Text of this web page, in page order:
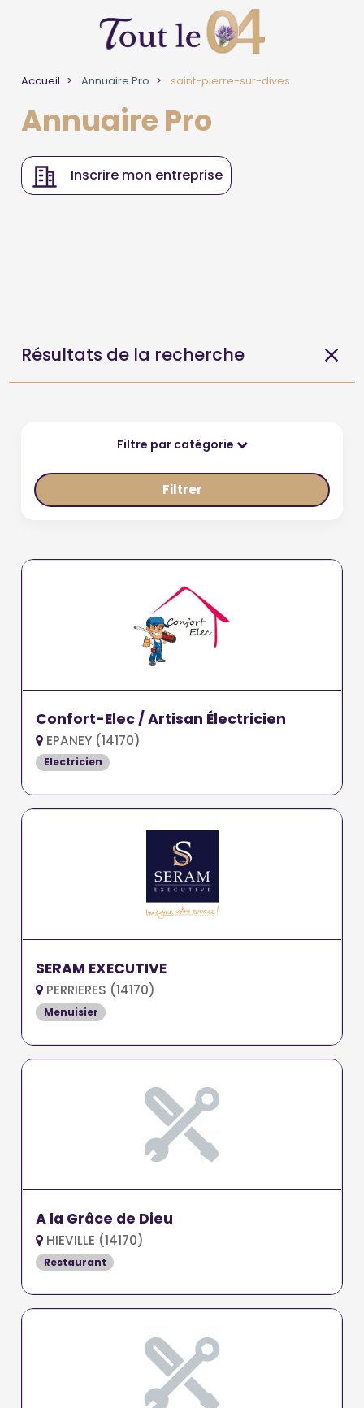
Accueil Annuaire Pro saint-pierre-sur-dives
Annuaire Pro
Inscrire mon entreprise
Résultats de la recherche
Filtre par catégorie
Filtrer
Confort-Elec / Artisan Électricien
EPANEY (14170)
Electricien
SERAM EXECUTIVE
PERRIERES (14170)
Menuisier
A la Grâce de Dieu
HIEVILLE (14170)
Restaurant